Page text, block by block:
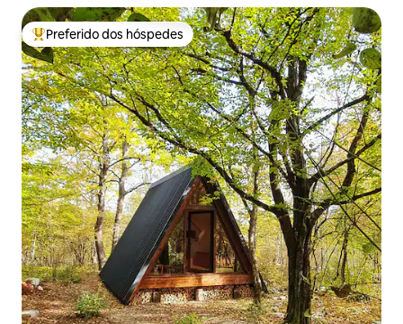
Entre os melhores preferidos dos hóspedes
Preferido dos hóspedes